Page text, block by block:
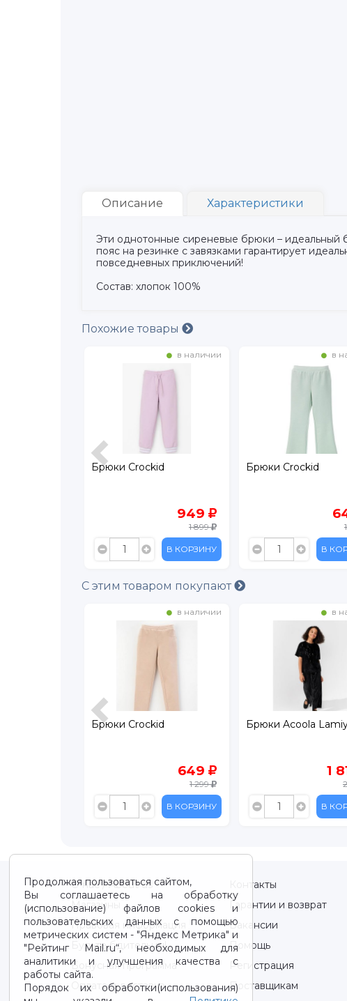
Описание Характеристики
Эти однотонные сиреневые брюки – идеальный
пояс на резинке с завязками гарантирует
повседневных приключений!
Состав: хлопок 100%
Похожие товары
в наличии
Брюки Crockid
949
1 899
В КОРЗИНУ
в
Брюки Crockid
В
С этим товаром покупают
в наличии
Брюки Crockid
649
1 299
В КОРЗИНУ
в
Брюки Acoola
1
В
Продолжая пользоваться сайтом,
Вы соглашаетесь на обработку
(использование) файлов cookies и
пользовательских данных с помощью
метрических систем - "Яндекс Метрика" и
"Рейтинг Mail.ru“, необходимых для
аналитики и улучшения качества с
работы сайта.
Порядок их обработки(использования)
О нас / About us
Контакты
Магазины
Гарантии и возврат
Правовая информация
Вакансии
Будьте бдительны!
Помощь
Бонусная программа
Регистрация
Оплата и доставка
Поставщикам